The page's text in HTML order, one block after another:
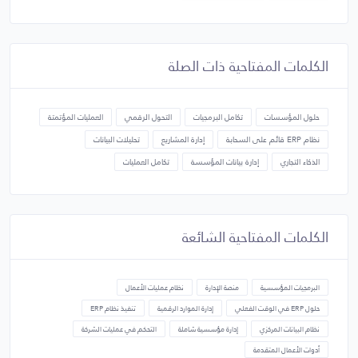
الكلمات المفتاحية ذات الصلة
حلول المؤسسات تكامل البرمجيات التحول الرقمي
العمليات المؤتمتة
نظام ERP قائم على السحابة
إدارة المشاريع
تحليلات البيانات
الذكاء التجاري
إدارة بيانات المؤسسة تكامل العمليات
الكلمات المفتاحية الشائعة
البرمجيات المؤسسية منصة الإدارة
نظام عمليات الأعمال
حلول ERP في الوقت الفعلي
إدارة الموارد الرقمية
تنفيذ نظام ERP
نظام البيانات المركزي
إدارة مؤسسية شاملة
التحكم في عمليات الشركة
أدوات الأعمال المتقدمة